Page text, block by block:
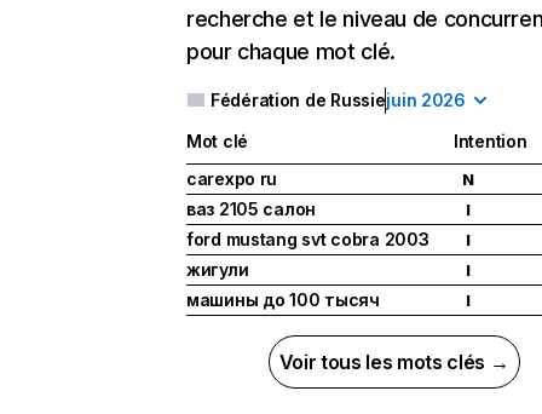
recherche et le niveau de
pour chaque mot clé.
Fédération de Russiejuin 2026
Mot clé
Intention
carexpo ru
N
ваз 2105 салон I
ford mustang svt cobra 2003 I
жигули I
машины до 100 тысяч I
Voir tous les mots clés →